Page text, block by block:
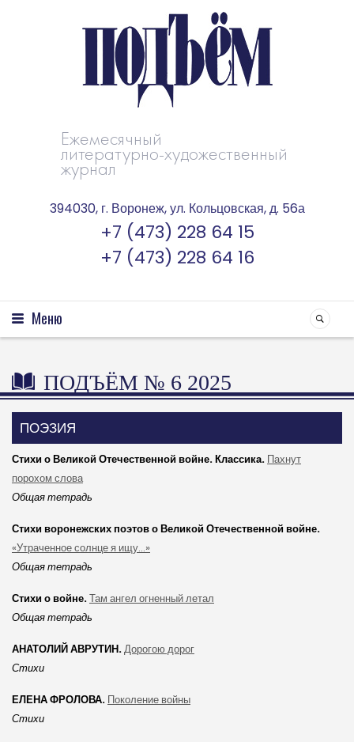
Ежемесячный
литературно-художественный
журнал
394030, г. Воронеж, ул. Кольцовская, д. 56а
+7 (473) 228 64 15
+7 (473) 228 64 16
Меню
ПОДЪЁМ № 6 2025
ПОЭЗИЯ
Стихи о Великой Отечественной войне. Классика. Пахнут
порохом слова
Общая тетрадь
Стихи воронежских поэтов о Великой Отечественной войне.
«Утраченное солнце я ищу...»
Общая тетрадь
Стихи о войне.Там ангел огненный летал
Общая тетрадь
АНАТОЛИЙ АВРУТИН.Дорогою дорог
Стихи
ЕЛЕНА ФРОЛОВА. Поколение войны
Стихи